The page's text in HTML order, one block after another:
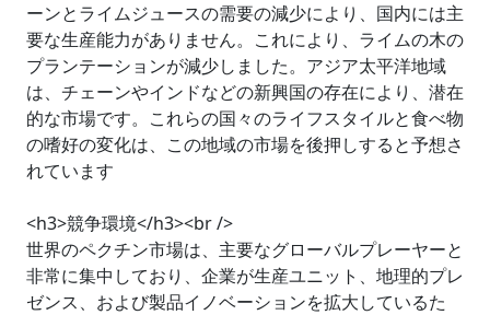
ーンとライムジュースの需要の減少により、国内には主
要な生産能力がありません。これにより、ライムの木の
プランテーションが減少しました。アジア太平洋地域
は、チェーンやインドなどの新興国の存在により、潜在
的な市場です。これらの国々のライフスタイルと食べ物
の嗜好の変化は、この地域の市場を後押しすると予想さ
れています
<h3>競争環境</h3><br />
世界のペクチン市場は、主要なグローバルプレーヤーと
非常に集中しており、企業が生産ユニット、地理的プレ
ゼンス、および製品イノベーションを拡大しているた